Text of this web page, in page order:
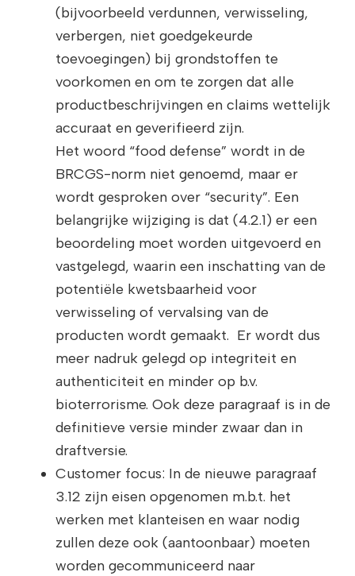
(bijvoorbeeld verdunnen, verwisseling,
verbergen, niet goedgekeurde
toevoegingen) bij grondstoffen te
voorkomen en om te zorgen dat alle
productbeschrijvingen en claims wettelijk
accuraat en geverifieerd zijn.
Het woord “food defense” wordt in de
BRCGS-norm niet genoemd, maar er
wordt gesproken over “security”. Een
belangrijke wijziging is dat (4.2.1) er een
beoordeling moet worden uitgevoerd en
vastgelegd, waarin een inschatting van de
potentiële kwetsbaarheid voor
verwisseling of vervalsing van de
producten wordt gemaakt. Er wordt dus
meer nadruk gelegd op integriteit en
authenticiteit en minder op b.v.
bioterrorisme. Ook deze paragraaf is in de
definitieve versie minder zwaar dan in
draftversie.
Customer focus: In de nieuwe paragraaf
3.12 zijn eisen opgenomen m.b.t. het
werken met klanteisen en waar nodig
zullen deze ook (aantoonbaar) moeten
worden gecommuniceerd naar